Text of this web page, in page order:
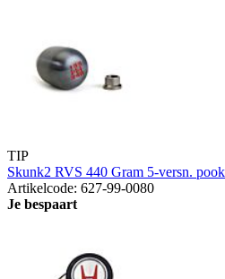
TIP
Skunk2 RVS 440 Gram 5-versn.
Artikelcode: 627-99-0080
Je bespaart